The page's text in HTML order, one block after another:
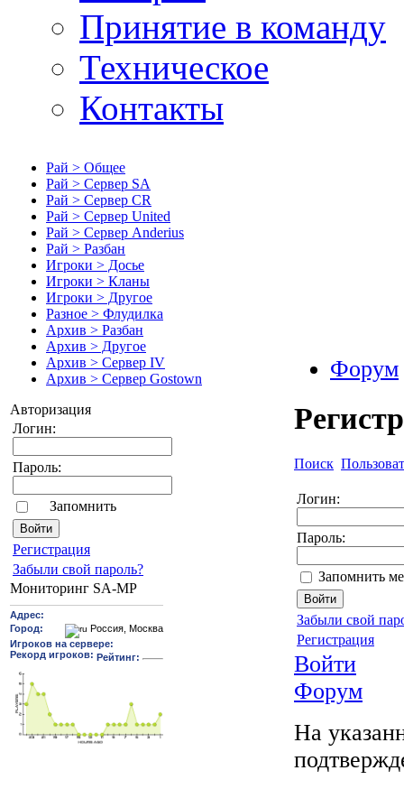
Принятие в команду
Техническое
Контакты
Рай > Общее
Рай > Сервер SA
Рай > Сервер CR
Рай > Сервер United
Рай > Сервер Anderius
Рай > Разбан
Игроки > Досье
Игроки > Кланы
Игроки > Другое
Разное > Флудилка
Архив > Разбан
Архив > Другое
Архив > Сервер IV
Архив > Сервер Gostown
Авторизация
Логин:
Пароль:
Запомнить
Pегиcтрaция
Забыли свой пароль?
Мониторинг SA-MP
Форум
Поиск
Логин:
Пароль:
Запомнить
Забыли свой
Регистрация
Войти
Форум
На